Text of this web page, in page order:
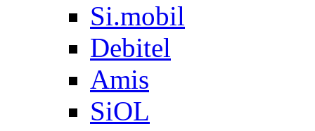
Si.mobil
Debitel
Amis
SiOL